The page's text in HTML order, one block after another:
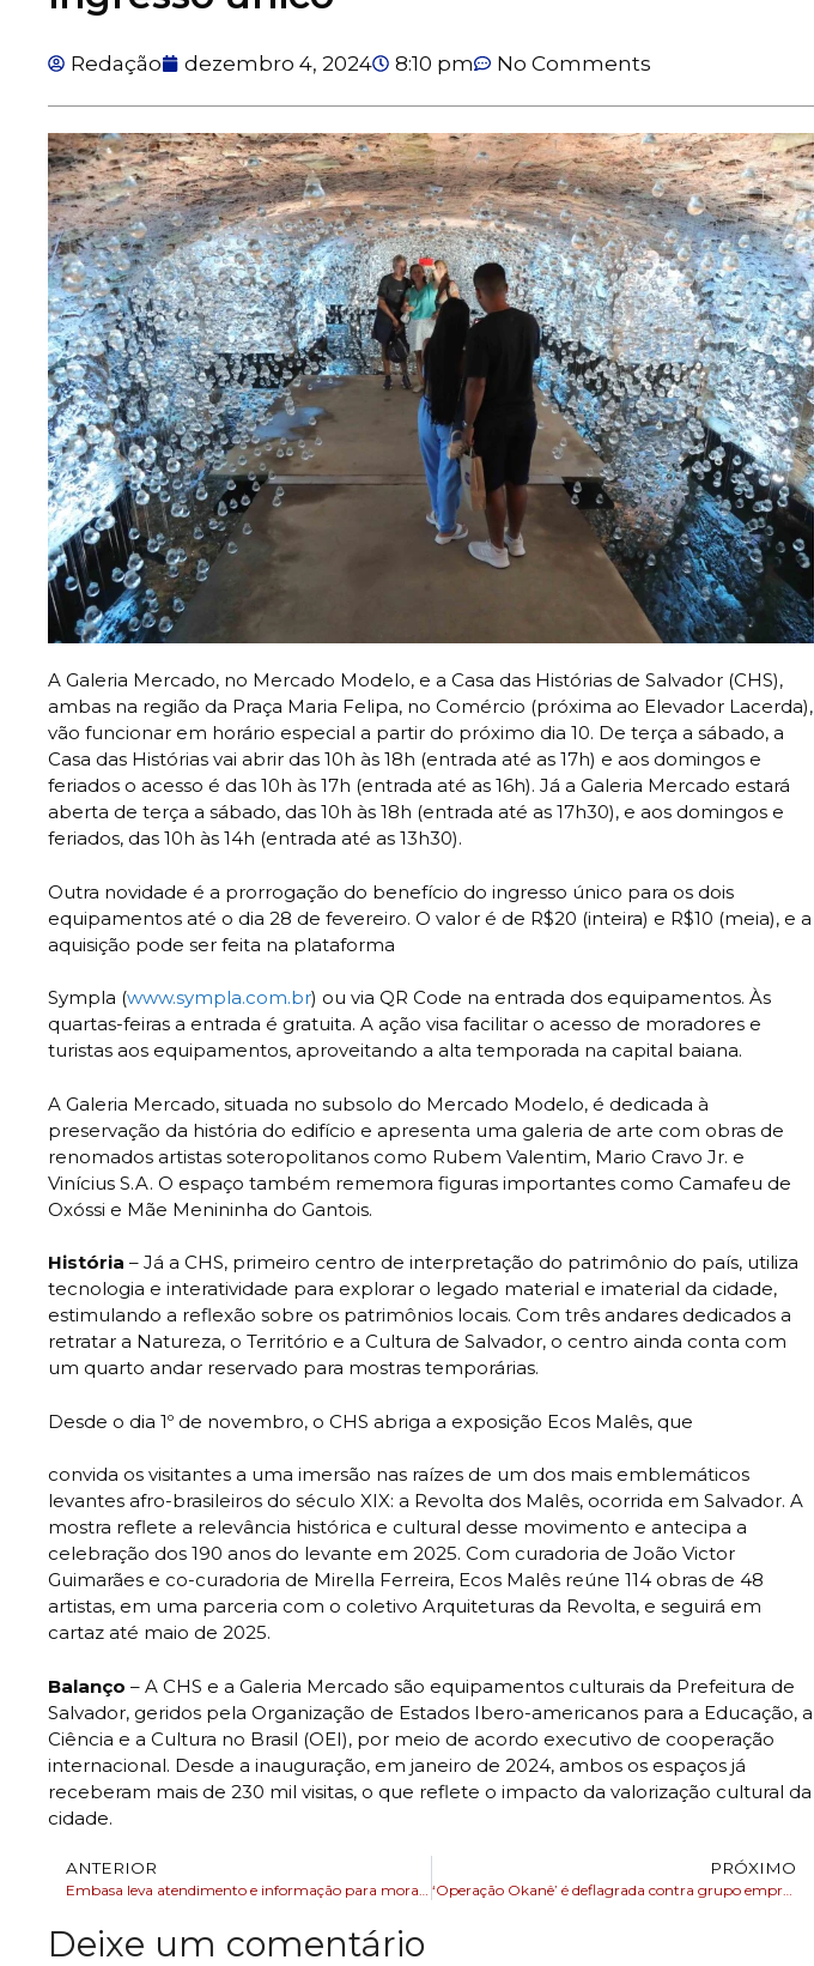
Redação dezembro 4, 2024 8:10 pm No Comments
A Galeria Mercado, no Mercado Modelo, e a Casa das Histórias de Salvador (CHS),
ambas na região da Praça Maria Felipa, no Comércio (próxima ao Elevador Lacerda),
vão funcionar em horário especial a partir do próximo dia 10. De terça a sábado, a
Casa das Histórias vai abrir das 10h às 18h (entrada até as 17h) e aos domingos e
feriados o acesso é das 10h às 17h (entrada até as 16h). Já a Galeria Mercado estará
aberta de terça a sábado, das 10h às 18h (entrada até as 17h30), e aos domingos e
feriados, das 10h às 14h (entrada até as 13h30).
Outra novidade é a prorrogação do benefício do ingresso único para os dois
equipamentos até o dia 28 de fevereiro. O valor é de R$20 (inteira) e R$10 (meia), e a
aquisição pode ser feita na plataforma
Sympla (www.sympla.com.br) ou via QR Code na entrada dos equipamentos. Às
quartas-feiras a entrada é gratuita. A ação visa facilitar o acesso de moradores e
turistas aos equipamentos, aproveitando a alta temporada na capital baiana.
A Galeria Mercado, situada no subsolo do Mercado Modelo, é dedicada à
preservação da história do edifício e apresenta uma galeria de arte com obras de
renomados artistas soteropolitanos como Rubem Valentim, Mario Cravo Jr. e
Vinícius S.A. O espaço também rememora figuras importantes como Camafeu de
Oxóssi e Mãe Menininha do Gantois.
História – Já a CHS, primeiro centro de interpretação do patrimônio do país, utiliza
tecnologia e interatividade para explorar o legado material e imaterial da cidade,
estimulando a reflexão sobre os patrimônios locais. Com três andares dedicados a
retratar a Natureza, o Território e a Cultura de Salvador, o centro ainda conta com
um quarto andar reservado para mostras temporárias.
Desde o dia 1º de novembro, o CHS abriga a exposição Ecos Malês, que
convida os visitantes a uma imersão nas raízes de um dos mais emblemáticos
levantes afro-brasileiros do século XIX: a Revolta dos Malês, ocorrida em Salvador. A
mostra reflete a relevância histórica e cultural desse movimento e antecipa a
celebração dos 190 anos do levante em 2025. Com curadoria de João Victor
Guimarães e co-curadoria de Mirella Ferreira, Ecos Malês reúne 114 obras de 48
artistas, em uma parceria com o coletivo Arquiteturas da Revolta, e seguirá em
cartaz até maio de 2025.
Balanço – A CHS e a Galeria Mercado são equipamentos culturais da Prefeitura de
Salvador, geridos pela Organização de Estados Ibero-americanos para a Educação, a
Ciência e a Cultura no Brasil (OEI), por meio de acordo executivo de cooperação
internacional. Desde a inauguração, em janeiro de 2024, ambos os espaços já
receberam mais de 230 mil visitas, o que reflete o impacto da valorização cultural da
cidade.
ANTERIOR PRÓXIMO
‘Operação Okanê’ é deflagrada contra grupo empresarial apontado por sonegar cerca de R$ 25 mi em impostos
Deixe um comentário